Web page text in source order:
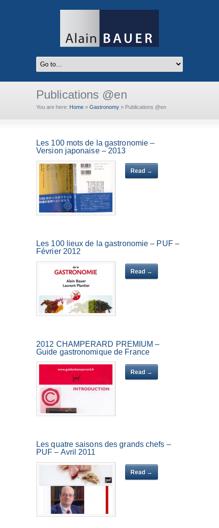
Publications @en
You are here: Home » Gastronomy » Publications @en
Les 100 mots de la gastronomie –
Version japonaise – 2013
Read →
Les 100 lieux de la gastronomie – PUF –
Février 2012
Read →
2012 CHAMPÉRARD PREMIUM –
Guide gastronomique de France
Read →
Les quatre saisons des grands chefs –
PUF – Avril 2011
Read →